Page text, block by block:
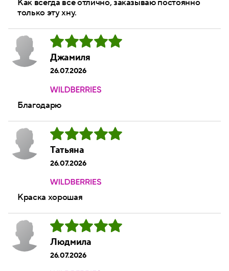
Как всегда все отлично, заказываю постоянно
только эту хну.
Джамиля
26.07.2026
Благодарю
Татьяна
26.07.2026
Краска хорошая
Людмила
26.07.2026